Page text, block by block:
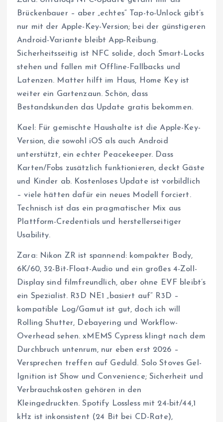
Brückenbauer – aber „echtes“ Tap-to-Unlock gibt’s
nur mit der Apple-Key-Version; bei der günstigeren
Android-Variante bleibt App-Reibung.
Sicherheitsseitig ist NFC solide, doch Smart-Locks
stehen und fallen mit Offline-Fallbacks und
Latenzen. Matter hilft im Haus, Home Key ist
weiter ein Gartenzaun. Schön, dass
Bestandskunden das Update gratis bekommen.
Kael: Für gemischte Haushalte ist die Apple-Key-
Version, die sowohl iOS als auch Android
unterstützt, ein echter Peacekeeper. Dass
Karten/Fobs zusätzlich funktionieren, deckt Gäste
und Kinder ab. Kostenloses Update ist vorbildlich
– viele hätten dafür ein neues Modell forciert.
Technisch ist das ein pragmatischer Mix aus
Plattform-Credentials und herstellerseitiger
Usability.
Zara: Nikon ZR ist spannend: kompakter Body,
6K/60, 32-Bit-Float-Audio und ein großes 4-Zoll-
Display sind filmfreundlich, aber ohne EVF bleibt’s
ein Spezialist. R3D NE1 „basiert auf“ R3D –
kompatible Log/Gamut ist gut, doch ich will
Rolling Shutter, Debayering und Workflow-
Overhead sehen. xMEMS Cypress klingt nach dem
Durchbruch untenrum, nur eben erst 2026 –
Versprechen treffen auf Geduld. Solo Stoves Gel-
Ignition ist Show und Convenience; Sicherheit und
Verbrauchskosten gehören in den
Kleingedruckten. Spotify Lossless mit 24-bit/44,1
kHz ist inkonsistent (24 Bit bei CD-Rate),